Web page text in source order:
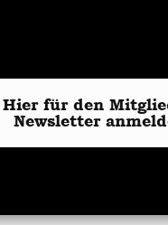
Hier für den
Newsletter